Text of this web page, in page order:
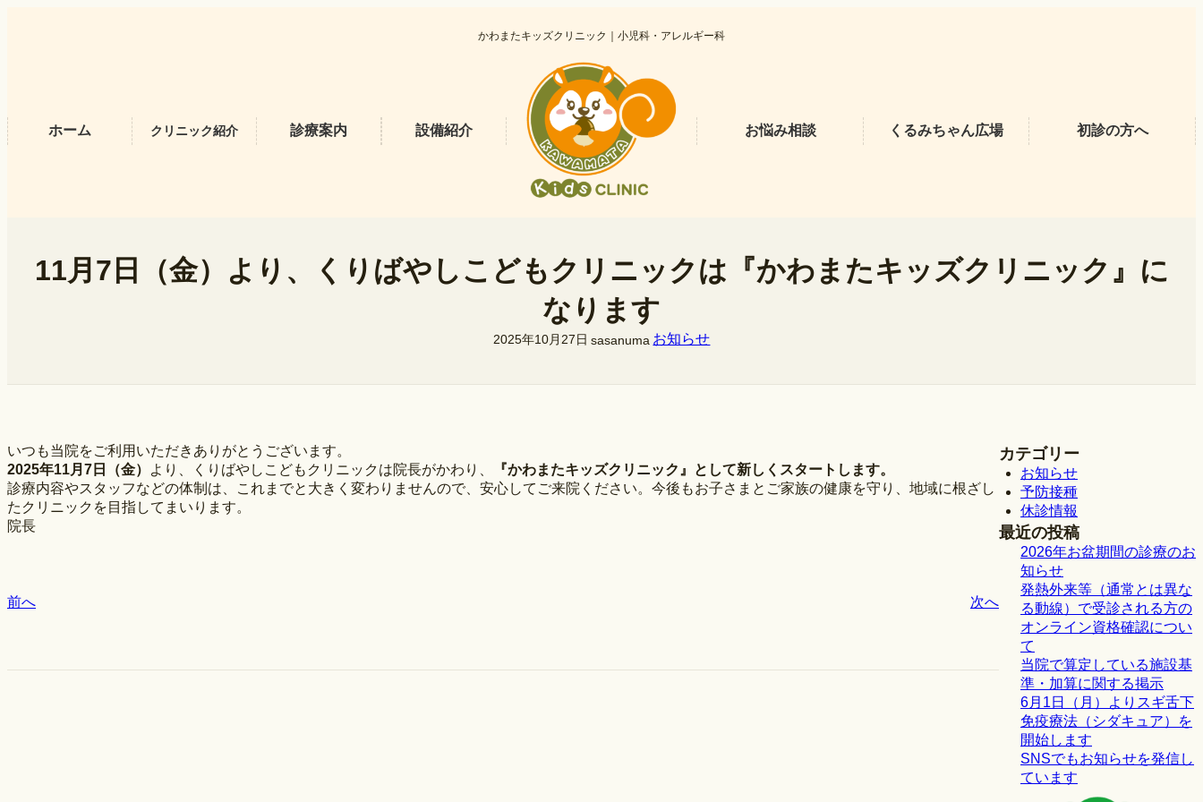
プ
かわまたキッズクリニック｜小児科・アレルギー科
ホーム クリニック紹介 診療案内 設備紹介 お悩み相談 くるみちゃん広場 初診の方へ
11月7日（金）より、くりばやしこどもクリニックは『かわまたキッズクリニック』に
なります
2025年10月27日 sasanuma お知らせ
いつも当院をご利用いただきありがとうございます。
2025年11月7日（金）
より、くりばやしこどもクリニックは院長がかわり、
『かわまたキッズクリニック』として新しくスタートします。
診療内容やスタッフなどの体制は、これまでと大きく変わりませんので、安心してご来院ください。今後もお子さまとご家族の健康を守り、地域に根ざし
たクリニックを目指してまいります。
院長
前へ 次へ
カテゴリー
お知らせ
予防接種
休診情報
最近の投稿
2026年お盆期間の診療のお
知らせ
発熱外来等（通常とは異な
る動線）で受診される方の
オンライン資格確認につい
て
当院で算定している施設基
準・加算に関する掲示
6月1日（月）よりスギ舌下
免疫療法（シダキュア）を
開始します
SNSでもお知らせを発信し
ています